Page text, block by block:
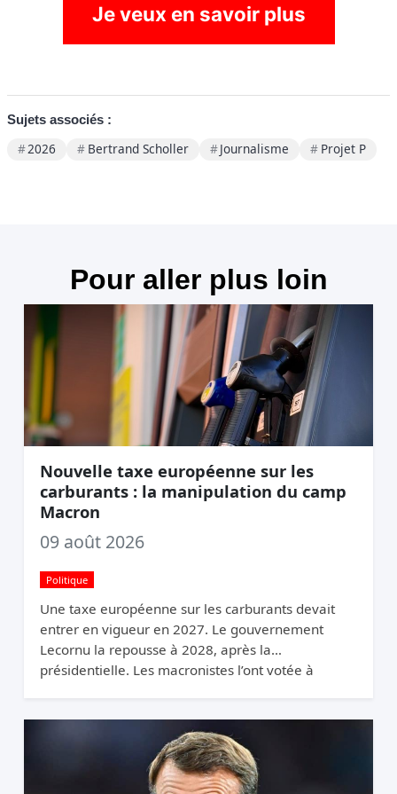
Je veux en savoir plus
Sujets associés :
2026 Bertrand Scholler Journalisme Projet P
Pour aller plus loin
Nouvelle taxe européenne sur les
carburants : la manipulation du camp
Macron
09 août 2026
Politique
Une taxe européenne sur les carburants devait
entrer en vigueur en 2027. Le gouvernement
Lecornu la repousse à 2028, après la
présidentielle. Les macronistes l’ont votée à